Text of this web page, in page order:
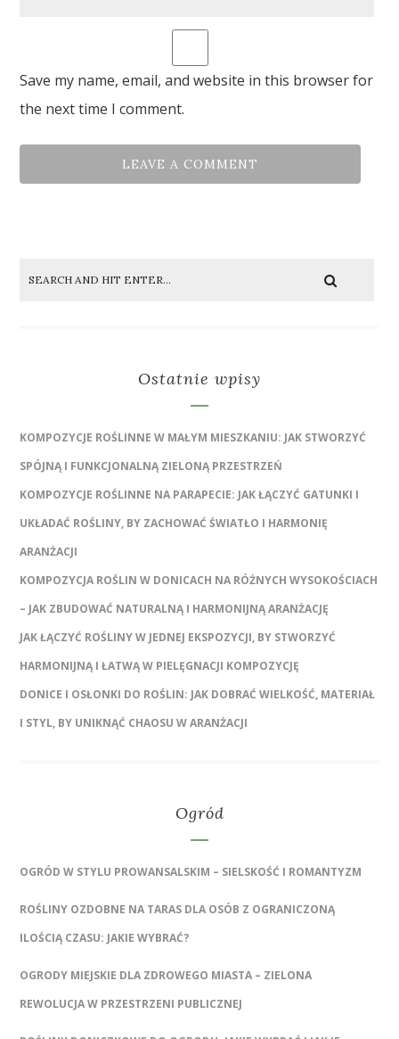
Save my name, email, and website in this browser for
the next time I comment.
Ostatnie wpisy
KOMPOZYCJE ROŚLINNE W MAŁYM MIESZKANIU: JAK STWORZYĆ
SPÓJNĄ I FUNKCJONALNĄ ZIELONĄ PRZESTRZEŃ
KOMPOZYCJE ROŚLINNE NA PARAPECIE: JAK ŁĄCZYĆ GATUNKI I
UKŁADAĆ ROŚLINY, BY ZACHOWAĆ ŚWIATŁO I HARMONIĘ
ARANŻACJI
KOMPOZYCJA ROŚLIN W DONICACH NA RÓŻNYCH WYSOKOŚCIACH
– JAK ZBUDOWAĆ NATURALNĄ I HARMONIJNĄ ARANŻACJĘ
JAK ŁĄCZYĆ ROŚLINY W JEDNEJ EKSPOZYCJI, BY STWORZYĆ
HARMONIJNĄ I ŁATWĄ W PIELĘGNACJI KOMPOZYCJĘ
DONICE I OSŁONKI DO ROŚLIN: JAK DOBRAĆ WIELKOŚĆ, MATERIAŁ
I STYL, BY UNIKNĄĆ CHAOSU W ARANŻACJI
Ogród
OGRÓD W STYLU PROWANSALSKIM – SIELSKOŚĆ I ROMANTYZM
ROŚLINY OZDOBNE NA TARAS DLA OSÓB Z OGRANICZONĄ
ILOŚCIĄ CZASU: JAKIE WYBRAĆ?
OGRODY MIEJSKIE DLA ZDROWEGO MIASTA – ZIELONA
REWOLUCJA W PRZESTRZENI PUBLICZNEJ